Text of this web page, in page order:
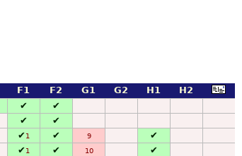
F1 F2 G1 G2 H1
H2
✔
✔
✔
✔
✔1 ✔ 9
✔
✔1 ✔ 10
✔